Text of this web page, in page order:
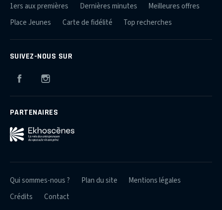
1ers aux premières Dernières minutes
Meilleures offres
Place Jeunes
Carte de fidélité Top recherches
SUIVEZ-NOUS SUR
Facebook
PARTENAIRES
Qui sommes-nous ? Plan du site
Mentions légales
Crédits
Contact